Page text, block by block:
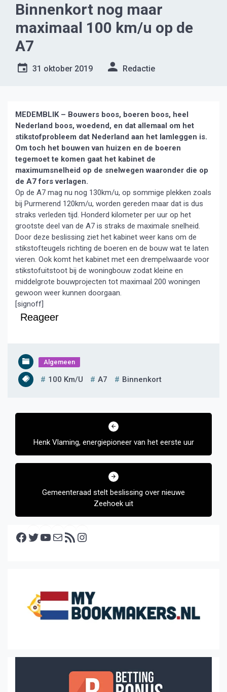
Binnenkort nog maar
maximaal 100 km/u op de
A7
31 oktober 2019 Redactie
MEDEMBLIK – Bouwers boos, boeren boos, heel
Nederland boos, woedend, en dat allemaal om het
stikstofprobleem dat Nederland aan het lamleggen is.
Om toch het bouwen van huizen en de boeren
tegemoet te komen gaat het kabinet de
maximumsnelheid op de snelwegen waaronder die op
de A7 fors verlagen.
Op de A7 mag nu nog 130km/u, op sommige plekken zoals
bij Purmerend 120km/u, worden gereden maar dat is dus
straks verleden tijd. Honderd kilometer per uur op het
grootste deel van de A7 is straks de maximale snelheid.
Door deze beslissing ziet het kabinet weer kans om de
stikstofteugels richting de boeren en de bouw wat te laten
vieren. Ook komt het kabinet met een drempelwaarde voor
stikstofuitstoot bij de woningbouw zodat kleine en
middelgrote bouwprojecten tot maximaal 200 woningen
gewoon weer kunnen doorgaan.
[signoff]
Reageer
Algemeen
100 Km/u A7 Binnenkort
Bericht
Henk Vlaming, energiepioneer van het eerste uur
Gemeenteraad stelt beslissing over nieuwe
Zeehoek uit
Facebook Twitter YouTube E-mail RSS feed